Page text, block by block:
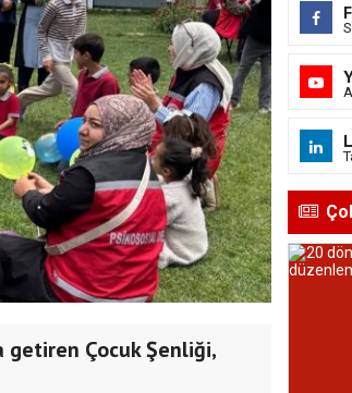
getiren Çocuk Şenliği,